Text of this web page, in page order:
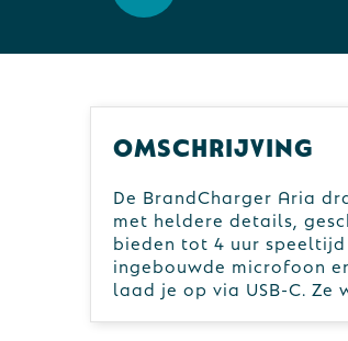
Omschrijving
De BrandCharger Aria
met heldere details,
bieden tot 4 uur
ingebouwde microfoon
laad je op via USB-C. Ze